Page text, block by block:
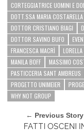
CORTEGGIATRICE UOMINI E
DOTT.SSA MARIA COSTARELLA
DOTTOR CRISTIANO BIAGI
DOTTOR SAVINO BUFO
FRANCESCA MACRÌ
MANILA BOFF
MASSIMO
PASTICCERIA SANT AMBREUS
PROGETTO UNIMEIER
WHY NOT GROUP
← Previous Story
FATTI OSCENI